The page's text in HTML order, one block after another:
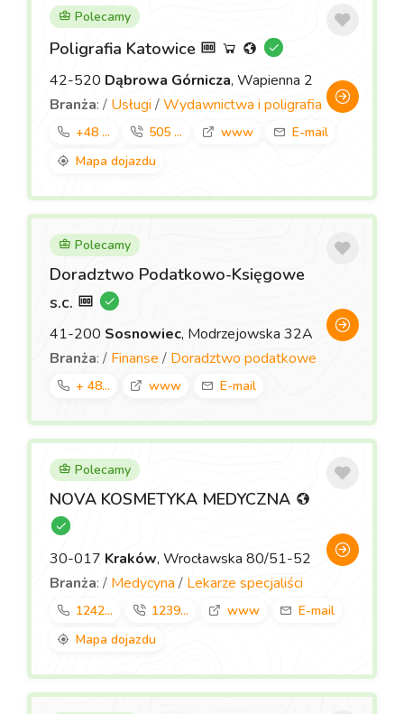
Polecamy
Poligrafia Katowice
42-520 Dąbrowa Górnicza, Wapienna 2
Branża: / Usługi /Wydawnictwa i poligrafia
+48 ... 505 ... www
E-mail
Mapa dojazdu
Polecamy
Doradztwo Podatkowo-Księgowe
s.c.
41-200 Sosnowiec, Modrzejowska 32A
Branża: / Finanse / Doradztwo podatkowe
+ 48... www E-mail
Polecamy
NOVA KOSMETYKA MEDYCZNA
30-017 Kraków, Wrocławska 80/51-52
Branża: / Medycyna / Lekarze specjaliści
1242... 1239... www
E-mail
Mapa dojazdu